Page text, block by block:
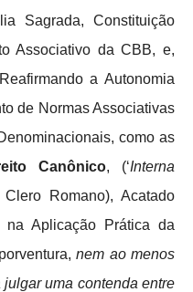
Sagrada, Constituição
Associativo da CBB, e,
a Autonomia
de Normas Associativas
como as
Canônico, (‘Interna
Romano), Acatado
Aplicação Prática da
nem ao menos
julgar uma contendaentre